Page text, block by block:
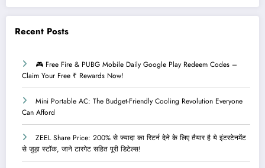
Recent Posts
🎮 Free Fire & PUBG Mobile Daily Google Play Redeem Codes –
Claim Your Free ₹ Rewards Now!
Mini Portable AC: The Budget-Friendly Cooling Revolution Everyone
Can Afford
ZEEL Share Price: 200% से ज्यादा का रिटर्न देने के लिए तैयार है ये इंटरटेनमेंट
से जुड़ा स्टॉक, जाने टारगेट सहित पूरी डिटेल्स!